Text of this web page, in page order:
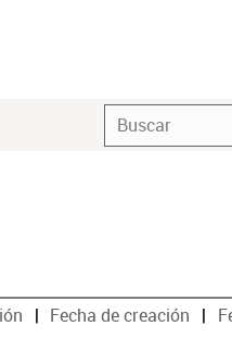
Fecha de creación